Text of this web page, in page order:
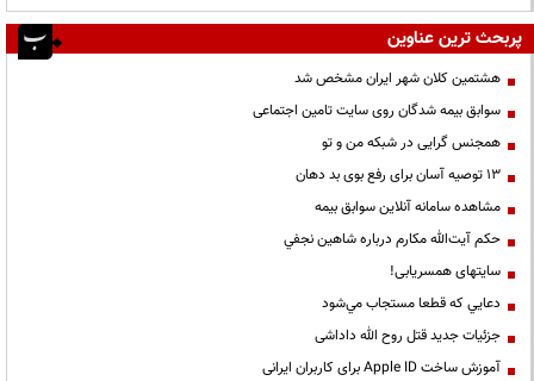
پربحث ترین عناوین
هشتمین کلان شهر ایران مشخص شد
سوابق بیمه شدگان روی سایت تامین اجتماعی
همجنس گرایی در شبکه من و تو
13 توصیه آسان برای رفع بوی بد دهان
مشاهده سامانه آنلاين سوابق بیمه
حكم آيت‌الله مكارم درباره شاهين نجفي
سایتهای همسریابی!
دعايي كه قطعا مستجاب مي‌شود
جزئیات جدید قتل روح الله داداشی
آموزش ساخت Apple ID برای کاربران ایرانی